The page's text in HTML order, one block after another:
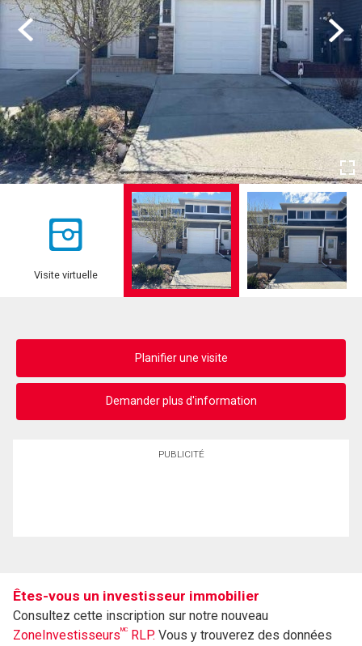
Previous Next
Visite virtuelle
Planifier une visite
Demander plus d'information
PUBLICITÉ
Êtes-vous un investisseur immobilier
Consultez cette inscription sur notre nouveau
ZoneInvestisseursMC RLP. Vous y trouverez des données